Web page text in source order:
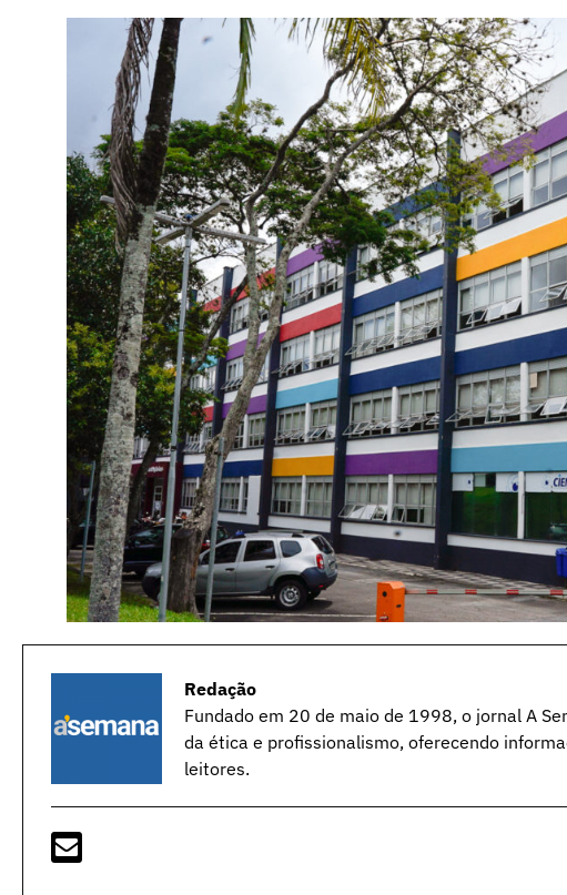
Redação
Fundado em 20 de maio de 1998, o jornal A
da ética e profissionalismo, oferecendo
leitores.